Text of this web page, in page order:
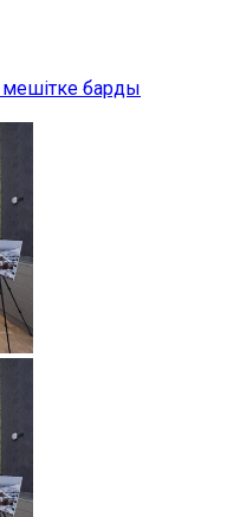
барды